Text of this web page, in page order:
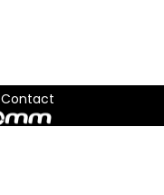
Contact